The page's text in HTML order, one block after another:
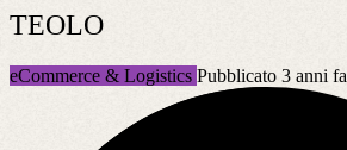
TEOLO
eCommerce & Logistics Pubblicato 3 anni fa